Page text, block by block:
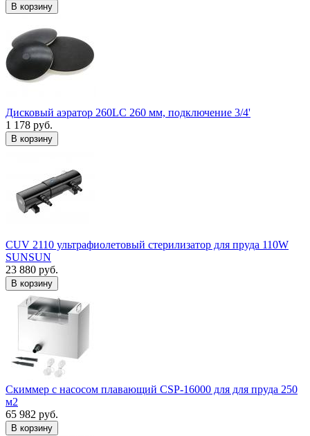
В корзину
Дисковый аэратор 260LC 260 мм, подключение 3/4'
1 178 руб.
В корзину
CUV 2110 ультрафиолетовый стерилизатор для пруда 110W
SUNSUN
23 880 руб.
В корзину
Скиммер с насосом плавающий CSP-16000 для для пруда 250
м2
65 982 руб.
В корзину